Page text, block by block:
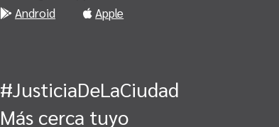
Android Apple
#JusticiaDeLaCiudad
Más cerca tuyo